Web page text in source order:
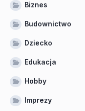
Biznes
Budownictwo
Dziecko
Edukacja
Hobby
Imprezy